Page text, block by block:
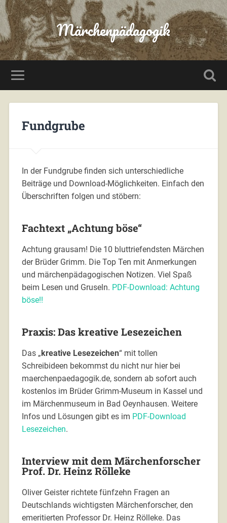
Märchenpädagogik
Fundgrube
In der Fundgrube finden sich unterschiedliche
Beiträge und Download-Möglichkeiten. Einfach den
Überschriften folgen und stöbern:
Fachtext „Achtung böse“
Achtung grausam! Die 10 bluttriefendsten Märchen
der Brüder Grimm. Die Top Ten mit Anmerkungen
und märchenpädagogischen Notizen. Viel Spaß
beim Lesen und Gruseln. PDF-Download: Achtung
böse!!
Praxis: Das kreative Lesezeichen
Das „kreative Lesezeichen“ mit tollen
Schreibideen bekommst du nicht nur hier bei
maerchenpaedagogik.de, sondern ab sofort auch
kostenlos im Brüder Grimm-Museum in Kassel und
im Märchenmuseum in Bad Oeynhausen. Weitere
Infos und Lösungen gibt es im PDF-Download
Lesezeichen.
Interview mit dem Märchenforscher
Prof. Dr. Heinz Rölleke
Oliver Geister richtete fünfzehn Fragen an
Deutschlands wichtigsten Märchenforscher, den
emeritierten Professor Dr. Heinz Rölleke. Das